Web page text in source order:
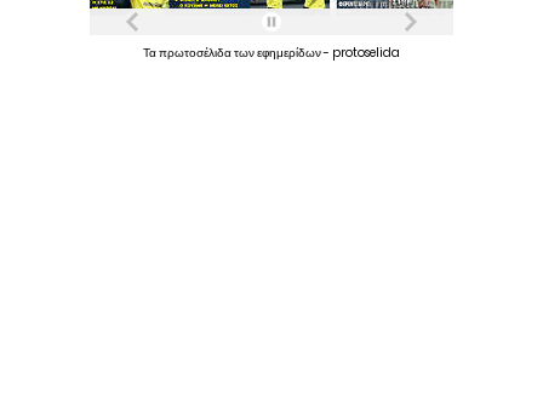
Ταπρωτοσέλιδατωνεφημερίδων- protoselida